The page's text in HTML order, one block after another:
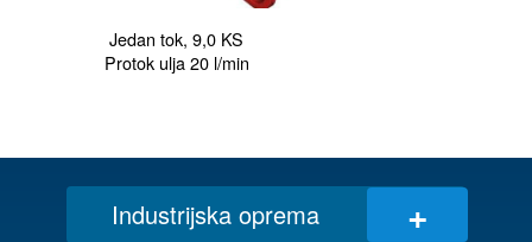
Jedan tok, 9,0 KS
Industrijska oprema +